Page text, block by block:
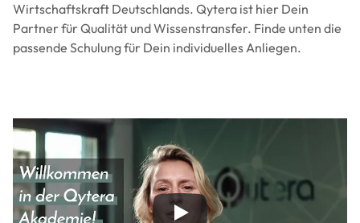
Wirtschaftskraft Deutschlands. Qytera ist hier Dein
Partner für Qualität und Wissenstransfer. Finde unten die
passende Schulung für Dein individuelles Anliegen.